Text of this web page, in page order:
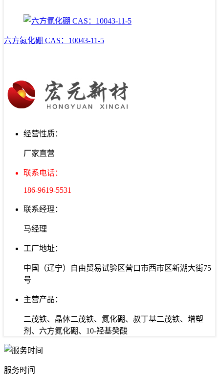
六方氮化硼 CAS：10043-11-5
经营性质：
厂家直营
联系电话：
186-9619-5531
联系经理：
马经理
工厂地址：
中国（辽宁）自由贸易试验区营口市西市区新湖大街75
号
主营产品：
二茂铁、晶体二茂铁、氮化硼、叔丁基二茂铁、增塑
剂、六方氮化硼、10-羟基癸酸
服务时间